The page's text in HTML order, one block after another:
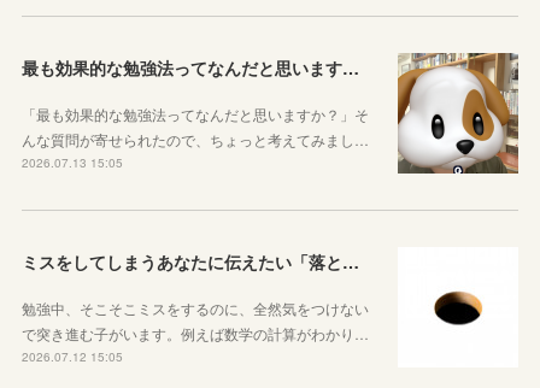
最も効果的な勉強法ってなんだと思いますか？
「最も効果的な勉強法ってなんだと思いますか？」そ
んな質問が寄せられたので、ちょっと考えてみまし…
2026.07.13 15:05
ミスをしてしまうあなたに伝えたい「落とし穴がある道は早歩きしない」ということ
勉強中、そこそこミスをするのに、全然気をつけない
で突き進む子がいます。例えば数学の計算がわかり…
2026.07.12 15:05